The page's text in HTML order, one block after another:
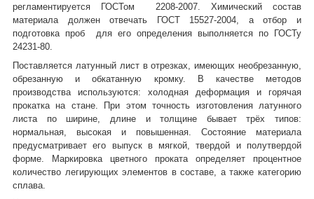
регламентируется ГОСТом 2208-2007. Химический состав
материала должен отвечать ГОСТ 15527-2004, а отбор и
подготовка проб для его определения выполняется по ГОСТу
24231-80.
Поставляется латунный лист в отрезках, имеющих необрезанную,
обрезанную и обкатанную кромку. В качестве методов
производства используются: холодная деформация и горячая
прокатка на стане. При этом точность изготовления латунного
листа по ширине, длине и толщине бывает трёх типов:
нормальная, высокая и повышенная. Состояние материала
предусматривает его выпуск в мягкой, твердой и полутвердой
форме. Маркировка цветного проката определяет процентное
количество легирующих элементов в составе, а также категорию
сплава.